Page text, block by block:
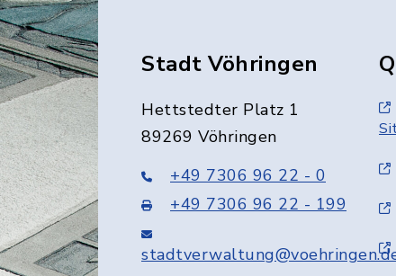
Stadt Vöhringen
Hettstedter Platz 1
89269 Vöhringen
+49 7306 96 22 - 0
+49 7306 96 22 - 199